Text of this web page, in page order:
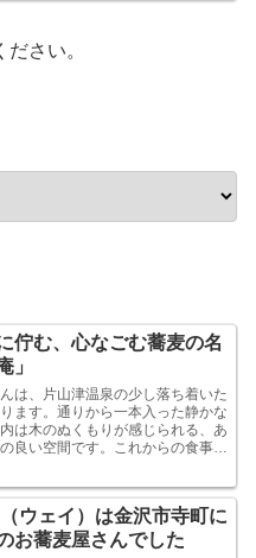
さい。
佇む、心なごむ蕎麦の名
」
んは、片山津温泉の少し落ち着いた
ます。通りから一本入った静かな
は木のぬくもりが感じられる、あ
良い空間です。これからの食事へ
まります。メニューを拝見する
ウェイ）は金沢市寺町に
お蕎麦屋さんでした